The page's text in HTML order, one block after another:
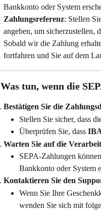
Bankkonto oder System
Zahlungsreferenz: Stellen
angeben, um sicherzustellen,
Sobald wir die Zahlung
fortfahren und Sie auf dem
Was tun, wenn die
Bestätigen Sie die
Stellen Sie sicher, dass
Überprüfen Sie, dass
Warten Sie auf die
SEPA-Zahlungen
Bankkonto oder System
Kontaktieren Sie den
Wenn Sie Ihre
wenden Sie sich mit